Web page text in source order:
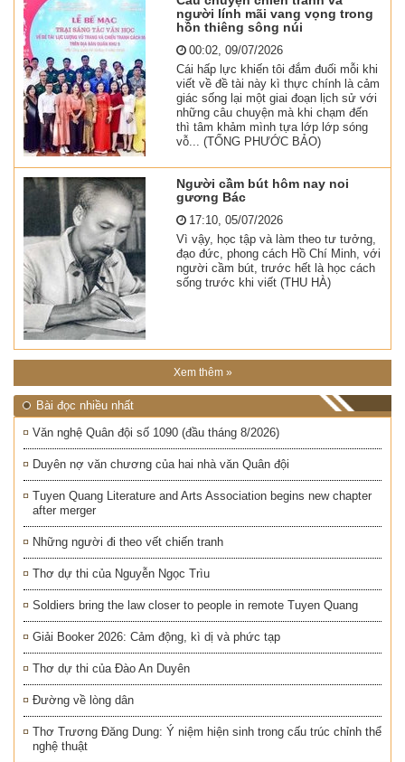
người lính mãi vang vọng trong
hồn thiêng sông núi
00:02, 09/07/2026
Cái hấp lực khiến tôi đắm đuối mỗi khi
viết về đề tài này kì thực chính là cảm
giác sống lại một giai đoạn lịch sử với
những câu chuyện mà khi chạm đến
thì tâm khảm mình tựa lớp lớp sóng
vỗ... (TỐNG PHƯỚC BẢO)
Người cầm bút hôm nay noi
gương Bác
17:10, 05/07/2026
Vì vậy, học tập và làm theo tư tưởng,
đạo đức, phong cách Hồ Chí Minh, với
người cầm bút, trước hết là học cách
sống trước khi viết (THU HÀ)
Xem thêm »
Bài đọc nhiều nhất
Văn nghệ Quân đội số 1090 (đầu tháng 8/2026)
Duyên nợ văn chương của hai nhà văn Quân đội
Tuyen Quang Literature and Arts Association begins new chapter
after merger
Những người đi theo vết chiến tranh
Thơ dự thi của Nguyễn Ngọc Trìu
Soldiers bring the law closer to people in remote Tuyen Quang
Giải Booker 2026: Cảm động, kì dị và phức tạp
Thơ dự thi của Đào An Duyên
Đường về lòng dân
Thơ Trương Đăng Dung: Ý niệm hiện sinh trong cấu trúc chỉnh thể
nghệ thuật